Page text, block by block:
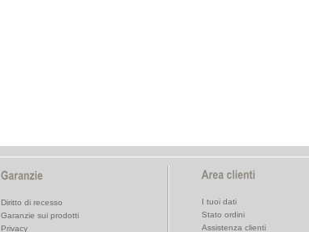
Diritto di recesso
Garanzie sui prodotti
Privacy
I tuoi dati
Stato ordini
Assistenza clienti